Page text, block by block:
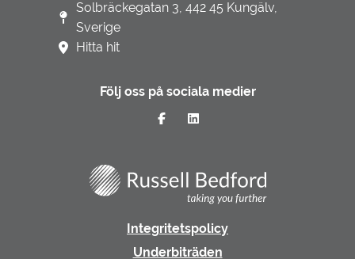
Solbräckegatan 3, 442 45 Kungälv,
Sverige
Hitta hit
Följ oss på sociala medier
Integritetspolicy
Underbiträden